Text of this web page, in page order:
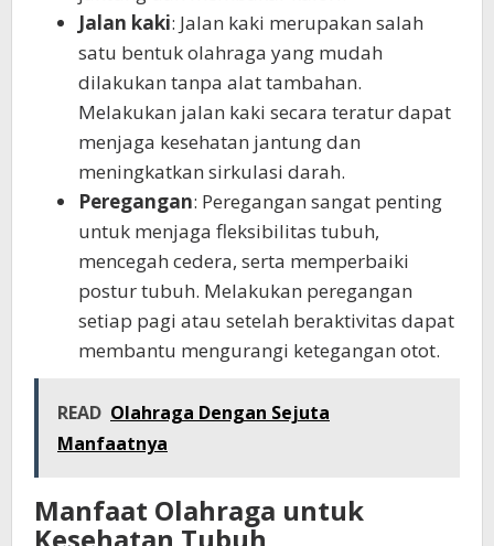
Jalan kaki: Jalan kaki merupakan salah
satu bentuk olahraga yang mudah
dilakukan tanpa alat tambahan.
Melakukan jalan kaki secara teratur dapat
menjaga kesehatan jantung dan
meningkatkan sirkulasi darah.
Peregangan: Peregangan sangat penting
untuk menjaga fleksibilitas tubuh,
mencegah cedera, serta memperbaiki
postur tubuh. Melakukan peregangan
setiap pagi atau setelah beraktivitas dapat
membantu mengurangi ketegangan otot.
READ Olahraga Dengan Sejuta
Manfaatnya
Manfaat Olahraga untuk
Kesehatan Tubuh